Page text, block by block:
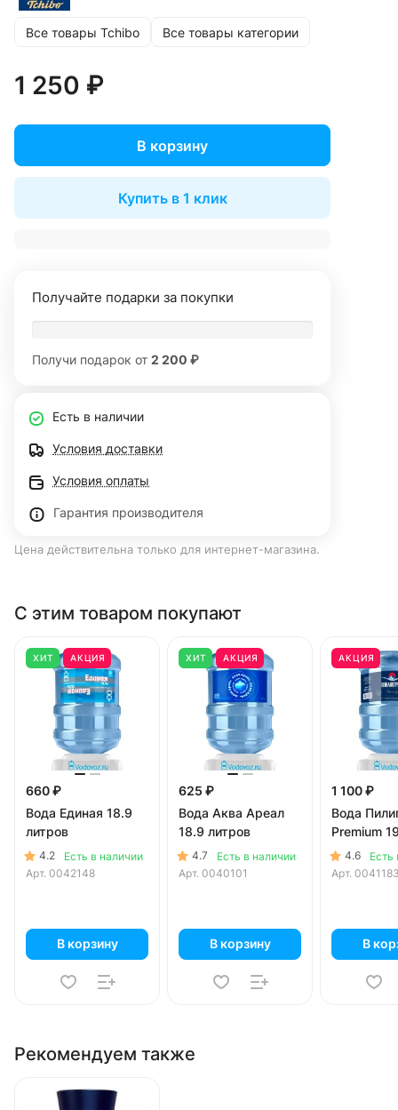
Все товары Tchibo Все товары категории
1 250 ₽
В корзину
Купить в 1 клик
Получайте подарки за покупки
Получи подарок от 2 200 ₽
Есть в наличии
Условия доставки
Условия оплаты
Гарантия производителя
Цена действительна только для интернет-магазина.
С этим товаром покупают
ХИТ АКЦИЯ
660 ₽
Вода Единая 18.9
литров
4.2
Есть в наличии
Арт. 0042148
В корзину
ХИТ АКЦИЯ
625 ₽
Вода Аква Ареал
18.9 литров
4.7
Есть в наличии
Арт. 0040101
В корзину
АКЦИЯ
1 100 ₽
Вода
Premium
4.6
Есть
Арт.
В
Рекомендуем также